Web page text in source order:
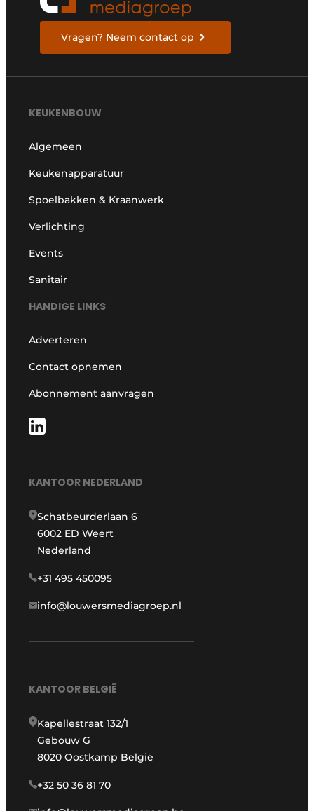
Vragen? Neem contact op
KEUKENBOUW
Algemeen
Keukenapparatuur
Spoelbakken & Kraanwerk
Verlichting
Events
Sanitair
HANDIGE LINKS
Adverteren
Contact opnemen
Abonnement aanvragen
KANTOOR NEDERLAND
Schatbeurderlaan 6
6002 ED Weert
Nederland
+31 495 450095
info@louwersmediagroep.nl
KANTOOR BELGIË
Kapellestraat 132/1
Gebouw G
8020 Oostkamp België
+32 50 36 81 70